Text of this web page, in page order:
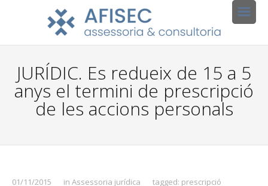
JURÍDIC. Es redueix de 15 a 5
anys el termini de prescripció
de les accions personals
01/11/2015 in Assessoria jurídica tagged: prescripció